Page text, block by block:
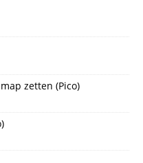
zetten (Pico)